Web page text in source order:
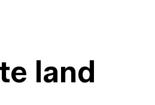
land